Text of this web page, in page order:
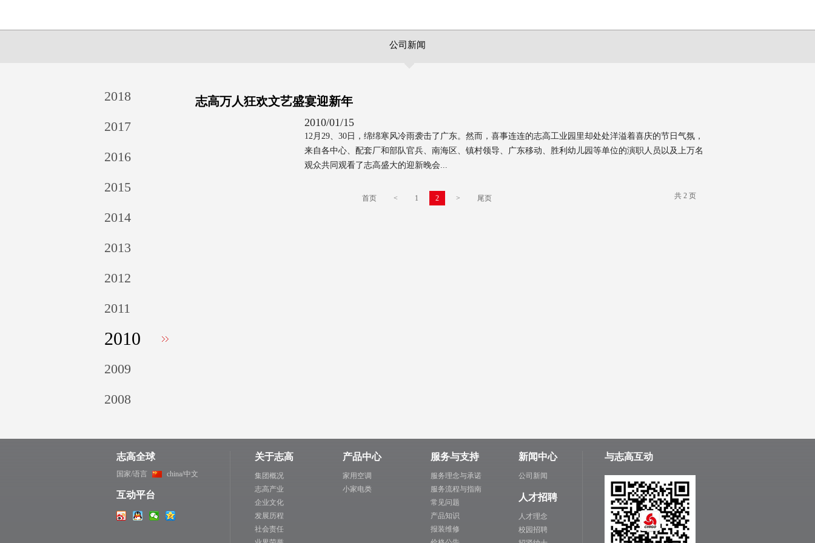
公司新闻
2018
2017
2016
2015
2014
2013
2012
2011
2010
2009
2008
志高万人狂欢文艺盛宴迎新年
2010/01/15
12月29、30日，绵绵寒风冷雨袭击了广东。然而，喜事连连的志高工业园里却处处洋溢着喜庆的节日气氛，
来自各中心、配套厂和部队官兵、南海区、镇村领导、广东移动、胜利幼儿园等单位的演职人员以及上万名
观众共同观看了志高盛大的迎新晚会...
首页 < 1 2 > 尾页 共 2 页
志高全球
国家/语言 china/中文
互动平台
关于志高
集团概况
志高产业
企业文化
发展历程
社会责任
产品中心
家用空调
小家电类
服务与支持
服务理念与承诺
服务流程与指南
常见问题
产品知识
报装维修
新闻中心
公司新闻
人才招聘
人才理念
校园招聘
与志高互动